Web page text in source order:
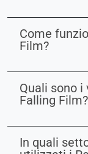
Come
Film?
Quali sono
Falling Film?
In quali